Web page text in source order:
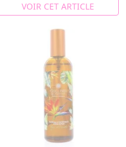
VOIR CET ARTICLE